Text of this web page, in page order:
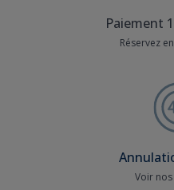
Paiement
Réservez
Voir